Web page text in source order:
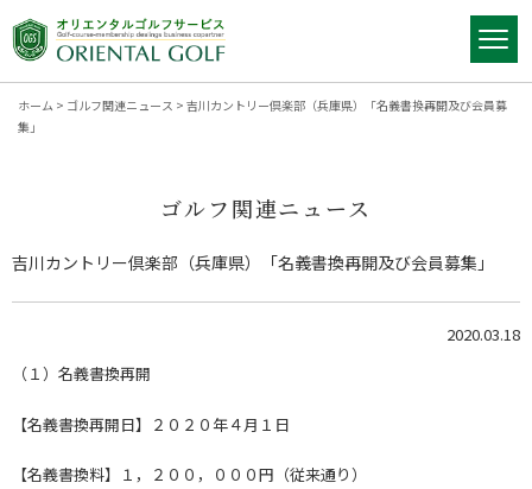
ホーム > ゴルフ関連ニュース > 吉川カントリー倶楽部（兵庫県）「名義書換再開及び会員募
集」
ゴルフ関連ニュース
吉川カントリー倶楽部（兵庫県）「名義書換再開及び会員募集」
2020.03.18
（１）名義書換再開
【名義書換再開日】２０２０年４月１日
【名義書換料】１，２００，０００円（従来通り）